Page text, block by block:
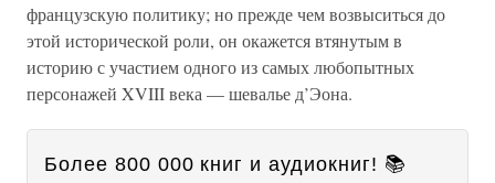
французскую политику; но прежде чем возвыситься до
этой исторической роли, он окажется втянутым в
историю с участием одного из самых любопытных
персонажей XVIII века — шевалье д’Эона.
Более 800 000 книг и аудиокниг! 📚